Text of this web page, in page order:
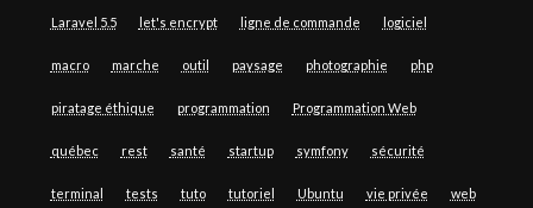
Laravel 5.5 let's encrypt ligne de commande logiciel
macro marche outil paysage photographie php
piratage éthique programmation Programmation Web
québec rest santé startup symfony sécurité
terminal tests tuto tutoriel Ubuntu vie privée web